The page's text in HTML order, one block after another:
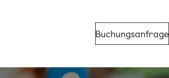
Buchungsanfrage